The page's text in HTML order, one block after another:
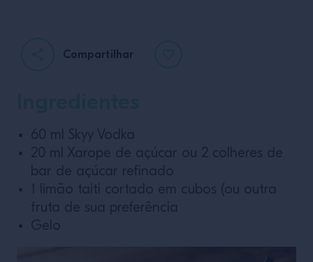
Compartilhar
60 ml Skyy Vodka
20 ml Xarope de açúcar ou 2 colheres de
bar de açúcar refinado
1 limão taiti cortado em cubos (ou outra
fruta de sua preferência
Gelo